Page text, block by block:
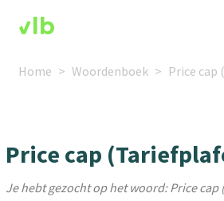
Home Woordenboek Price
Price cap
Je hebt gezocht op het woord: Price